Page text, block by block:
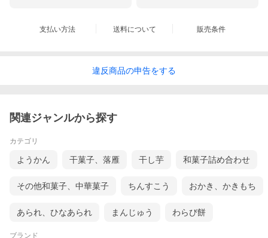
支払い方法 送料について 販売条件
違反商品の申告をする
関連ジャンルから探す
カテゴリ
ようかん 干菓子、落雁 干し芋 和菓子詰め合わせ
その他和菓子、中華菓子 ちんすこう おかき、かきもち
あられ、ひなあられ まんじゅう わらび餅
ブランド